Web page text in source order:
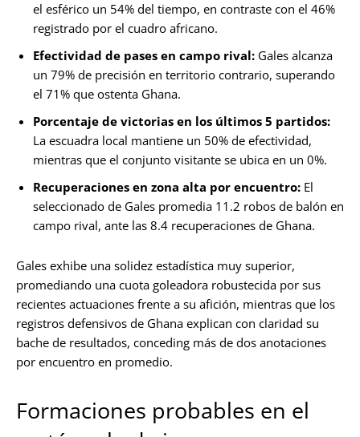
el esférico un 54% del tiempo, en contraste con el 46%
registrado por el cuadro africano.
Efectividad de pases en campo rival: Gales alcanza
un 79% de precisión en territorio contrario, superando
el 71% que ostenta Ghana.
Porcentaje de victorias en los últimos 5 partidos:
La escuadra local mantiene un 50% de efectividad,
mientras que el conjunto visitante se ubica en un 0%.
Recuperaciones en zona alta por encuentro: El
seleccionado de Gales promedia 11.2 robos de balón en
campo rival, ante las 8.4 recuperaciones de Ghana.
Gales exhibe una solidez estadística muy superior,
promediando una cuota goleadora robustecida por sus
recientes actuaciones frente a su afición, mientras que los
registros defensivos de Ghana explican con claridad su
bache de resultados, conceding más de dos anotaciones
por encuentro en promedio.
Formaciones probables en el